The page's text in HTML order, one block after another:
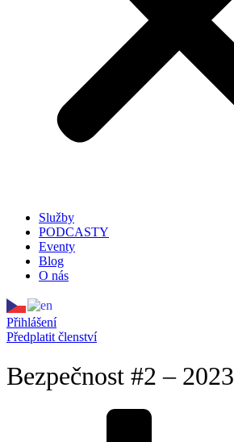
Služby
PODCASTY
Eventy
Blog
O nás
Přihlášení
Předplatit členství
Bezpečnost #2 – 2023